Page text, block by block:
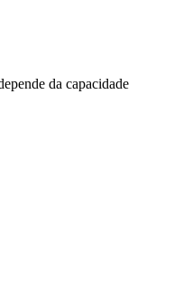
da capacidade